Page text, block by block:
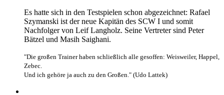
Es hatte sich in den Testspielen schon abgezeichnet: Rafael
Szymanski ist der neue Kapitän des SCW I und somit
Nachfolger von Leif Langholz. Seine Vertreter sind Peter
Bätzel und Masih Saighani.
"Die großen Trainer haben schließlich alle gesoffen: Weisweiler, Happel,
Zebec.
Und ich gehöre ja auch zu den Großen." (Udo Lattek)